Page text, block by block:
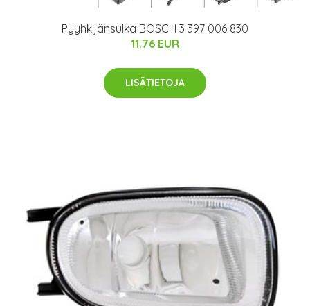
Pyyhkijänsulka BOSCH 3 397 006 830
11.76 EUR
LISÄTIETOJA